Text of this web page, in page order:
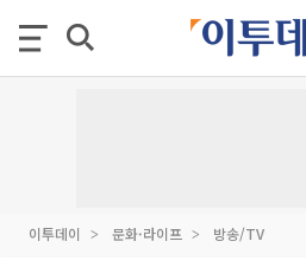
이투데이 문화·라이프 방송/TV